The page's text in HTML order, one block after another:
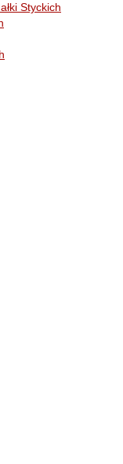
Styckich